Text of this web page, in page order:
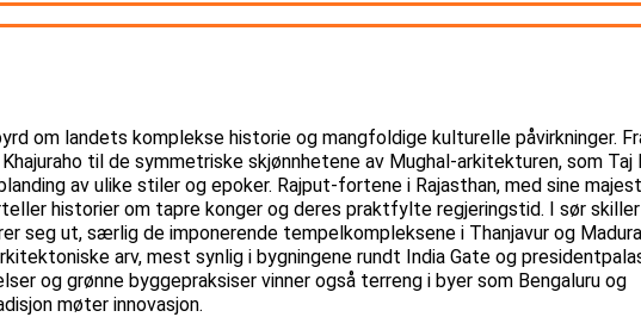
om landets komplekse historie og mangfoldige kulturelle påvirkninger.
til de symmetriske skjønnhetene av Mughal-arkitekturen, som Taj
av ulike stiler og epoker. Rajput-fortene i Rajasthan, med sine
historier om tapre konger og deres praktfylte regjeringstid. I sør
seg ut, særlig de imponerende tempelkompleksene i Thanjavur og
arv, mest synlig i bygningene rundt India Gate og
og grønne byggepraksiser vinner også terreng i byer som Bengaluru og
møter innovasjon.